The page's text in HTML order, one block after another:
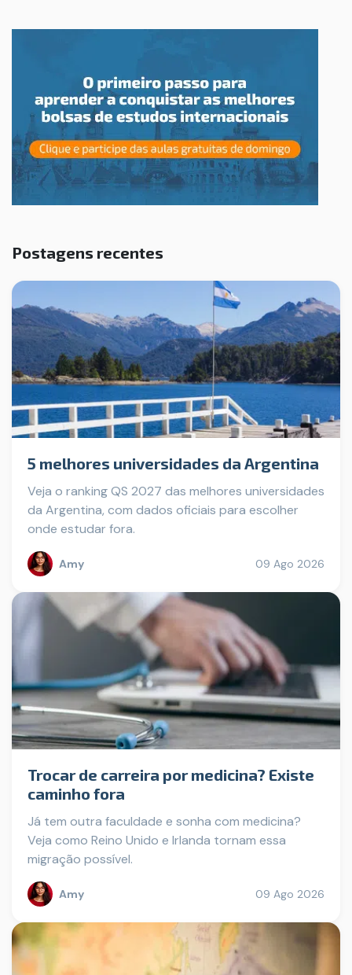
Postagens recentes
5 melhores universidades da Argentina
Veja o ranking QS 2027 das melhores universidades
da Argentina, com dados oficiais para escolher
onde estudar fora.
Amy 09 Ago 2026
Trocar de carreira por medicina? Existe
caminho fora
Já tem outra faculdade e sonha com medicina?
Veja como Reino Unido e Irlanda tornam essa
migração possível.
Amy 09 Ago 2026